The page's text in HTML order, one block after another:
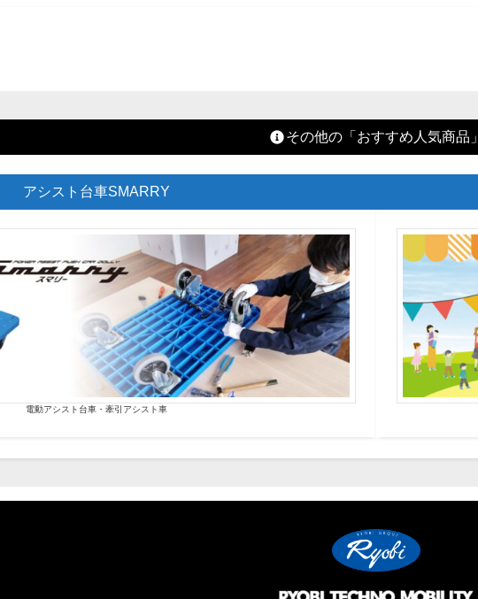
その他の「おすすめ人気商品」
アシスト台車SMARRY
電動アシスト台車・牽引アシスト車